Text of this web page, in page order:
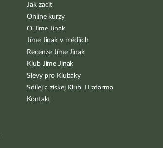
Jak začít
Online kurzy
O Jíme Jinak
Jíme Jinak v médiích
Recenze Jíme Jinak
Klub Jíme Jinak
Slevy pro Klubáky
Sdílej a získej Klub JJ zdarma
Kontakt